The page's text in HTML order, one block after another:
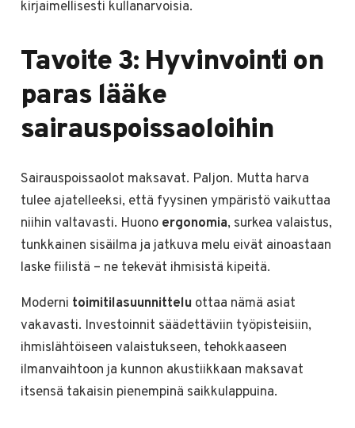
kirjaimellisesti kullanarvoisia.
Tavoite 3: Hyvinvointi on
paras lääke
sairauspoissaoloihin
Sairauspoissaolot maksavat. Paljon. Mutta harva
tulee ajatelleeksi, että fyysinen ympäristö vaikuttaa
niihin valtavasti. Huono ergonomia, surkea valaistus,
tunkkainen sisäilma ja jatkuva melu eivät ainoastaan
laske fiilistä – ne tekevät ihmisistä kipeitä.
Moderni toimitilasuunnitteluottaa nämä asiat
vakavasti. Investoinnit säädettäviin työpisteisiin,
ihmislähtöiseen valaistukseen, tehokkaaseen
ilmanvaihtoon ja kunnon akustiikkaan maksavat
itsensä takaisin pienempinä saikkulappuina.